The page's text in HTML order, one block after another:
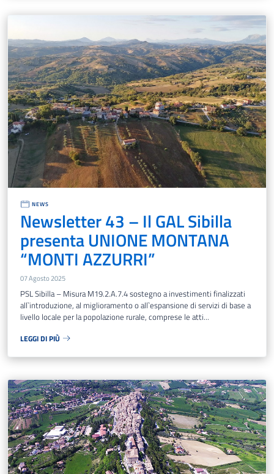
NEWS
Newsletter 43 – Il GAL Sibilla
presenta UNIONE MONTANA
“MONTI AZZURRI”
07 Agosto 2025
PSL Sibilla – Misura M19.2.A.7.4 sostegno a investimenti finalizzati
all`introduzione, al miglioramento o all`espansione di servizi di base a
livello locale per la popolazione rurale, comprese le atti...
LEGGI DI PIÙ